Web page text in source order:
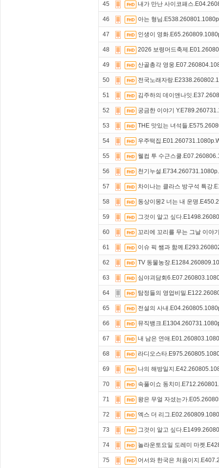
45 내가 만난 사이코패스
46 아는 형님
47 인생이 영화
48 2026 보령머드축제
49 산골총각 영웅
50 전국노래자랑
51 김주하의 데이앤나잇
52 궁금한 이야기
53 THE 맛있는 녀석들
54 우주떡집
55 웰컴 투 수근스쿨
56 천기누설
57 차이나는 클라스 방구석 특강
58 동상이몽2 너는 내 운명
59 그것이 알고 싶다
60 꼬리에 꼬리를 무는 그날 이야
61 이슈 픽 쌤과 함께
62 TV 동물농장
63 심야괴담회
64 탐정들의 영업비밀
65 전설의 사내
66 뮤직뱅크
67 내 남은 연애
68 라디오스타
69 나의 해방일지
70 속풀이쇼 동치미
71 왕은 무얼 자셨는가
72 엑스 더 리그
73 그것이 알고 싶다
74 놀라운토요일 도레미 마켓
75 어서와 한국은 처음이지